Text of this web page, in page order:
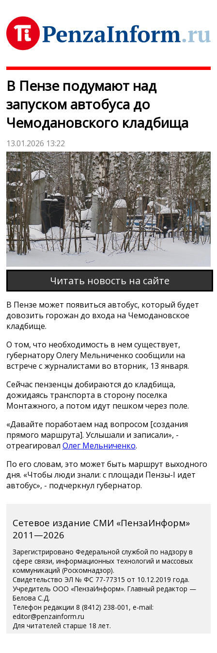
В Пензе подумают над
запуском автобуса до
Чемодановского кладбища
13.01.2026 13:22
Читать новость на сайте
В Пензе может появиться автобус, который будет
довозить горожан до входа на Чемодановское
кладбище.
О том, что необходимость в нем существует,
губернатору Олегу Мельниченко сообщили на
встрече с журналистами во вторник, 13 января.
Сейчас пензенцы добираются до кладбища,
дожидаясь транспорта в сторону поселка
Монтажного, а потом идут пешком через поле.
«Давайте поработаем над вопросом [создания
прямого маршрута]. Услышали и записали», -
отреагировалОлег Мельниченко.
По его словам, это может быть маршрут выходного
дня. «Чтобы люди знали: с площади Пензы-I идет
автобус», - подчеркнул губернатор.
Сетевое издание СМИ «ПензаИнформ»
2011—2026
Зарегистрировано Федеральной службой по надзору в
сфере связи, информационных технологий и массовых
коммуникаций (Роскомнадзор).
Свидетельство ЭЛ № ФС 77-77315 от 10.12.2019 года.
Учредитель ООО «ПензаИнформ». Главный редактор —
Белова С.Д.
Телефон редакции 8 (8412) 238-001, e-mail:
editor@penzainform.ru
Для читателей старше 18 лет.